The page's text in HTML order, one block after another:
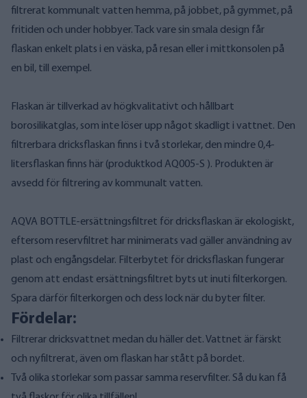
filtrerat kommunalt vatten hemma, på jobbet, på gymmet, på
fritiden och under hobbyer. Tack vare sin smala design får
flaskan enkelt plats i en väska, på resan eller i mittkonsolen på
en bil, till exempel.
Flaskan är tillverkad av högkvalitativt och hållbart
borosilikatglas, som inte löser upp något skadligt i vattnet. Den
filtrerbara dricksflaskan finns i två storlekar, den mindre 0,4-
litersflaskan finns här (produktkod AQ005-S ). Produkten är
avsedd för filtrering av kommunalt vatten.
AQVA BOTTLE-ersättningsfiltret för dricksflaskan är ekologiskt,
eftersom reservfiltret har minimerats vad gäller användning av
plast och engångsdelar. Filterbytet för dricksflaskan fungerar
genom att endast ersättningsfiltret byts ut inuti filterkorgen.
Spara därför filterkorgen och dess lock när du byter filter.
Fördelar:
Filtrerar dricksvattnet medan du häller det. Vattnet är färskt
och nyfiltrerat, även om flaskan har stått på bordet.
Två olika storlekar som passar samma reservfilter. Så du kan få